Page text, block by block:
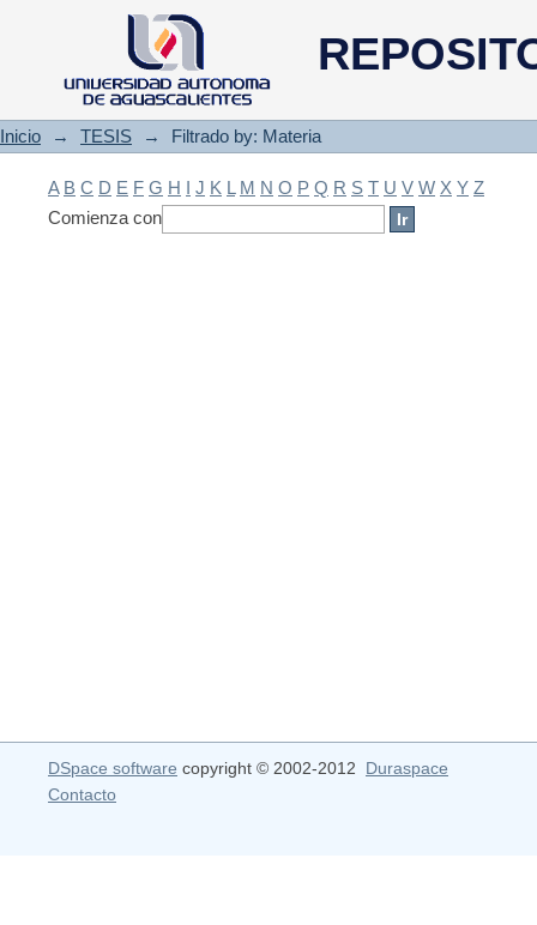
Filtrado by: Materia
Inicio → TESIS → Filtrado by: Materia
A B C D E F G H I J K L M N O P Q R S T U V W X Y Z
Comienza con
DSpace software copyright © 2002-2012 Duraspace
Contacto